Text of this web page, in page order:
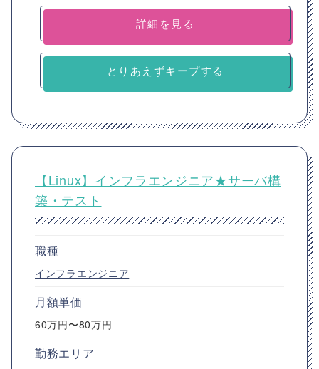
詳細を見る
とりあえずキープする
【Linux】インフラエンジニア★サーバ構
築・テスト
職種
インフラエンジニア
月額単価
60万円〜80万円
勤務エリア